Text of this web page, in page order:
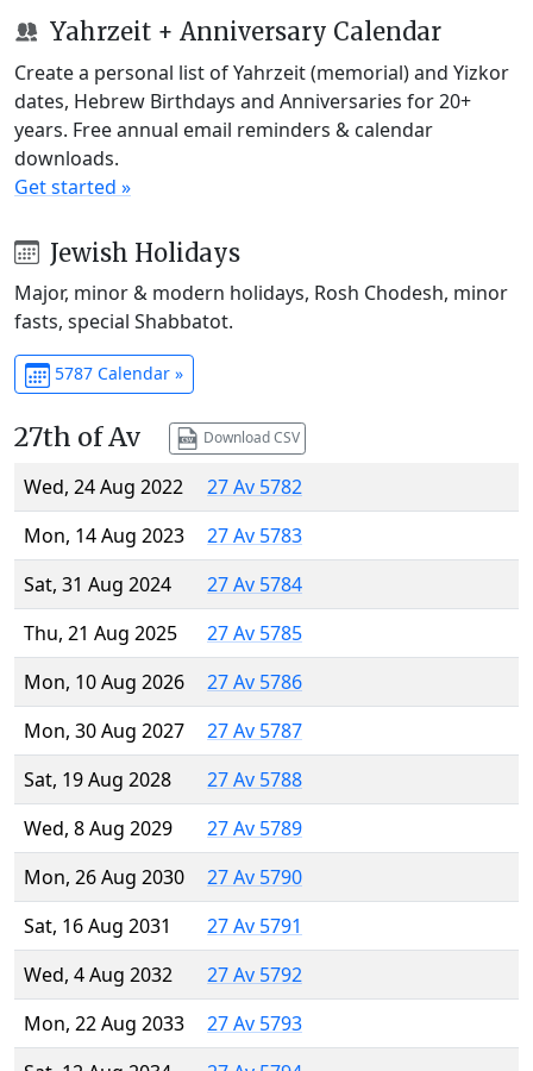
Yahrzeit + Anniversary Calendar
Create a personal list of Yahrzeit (memorial) and Yizkor
dates, Hebrew Birthdays and Anniversaries for 20+
years. Free annual email reminders & calendar
downloads.
Get started »
Jewish Holidays
Major, minor & modern holidays, Rosh Chodesh, minor
fasts, special Shabbatot.
5787 Calendar »
27th of Av Download CSV
Wed, 24 Aug 2022
27 Av 5782
Mon, 14 Aug 2023
27 Av 5783
Sat, 31 Aug 2024
27 Av 5784
Thu, 21 Aug 2025
27 Av 5785
Mon, 10 Aug 2026
27 Av 5786
Mon, 30 Aug 2027
27 Av 5787
Sat, 19 Aug 2028
27 Av 5788
Wed, 8 Aug 2029
27 Av 5789
Mon, 26 Aug 2030
27 Av 5790
Sat, 16 Aug 2031
27 Av 5791
Wed, 4 Aug 2032
27 Av 5792
Mon, 22 Aug 2033
27 Av 5793